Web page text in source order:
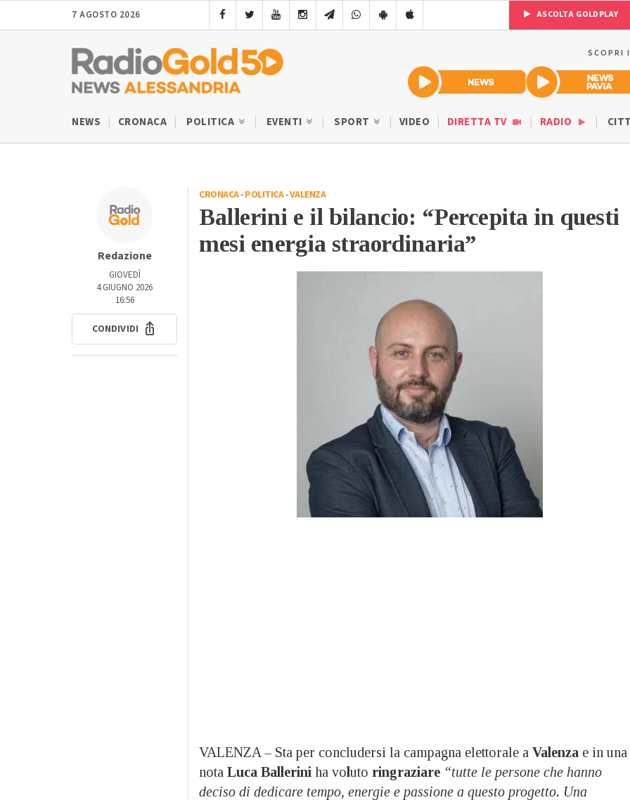
7 AGOSTO 2026 ASCOLTA GOLDPLAY
SCOPRI
NEWS CRONACA POLITICA EVENTI SPORT VIDEO DIRETTA TV RADIO
Redazione
GIOVEDÌ
4 GIUGNO 2026
16:56
CONDIVIDI
CRONACA-POLITICA-VALENZA
Ballerini e il bilancio: “Percepita in questi
mesi energia straordinaria”
VALENZA – Sta per concludersi la campagna elettorale a Valenza e in una
nota Luca Ballerini ha voluto ringraziare “tutte le persone che hanno
deciso di dedicare tempo, energie e passione a questo progetto. Una